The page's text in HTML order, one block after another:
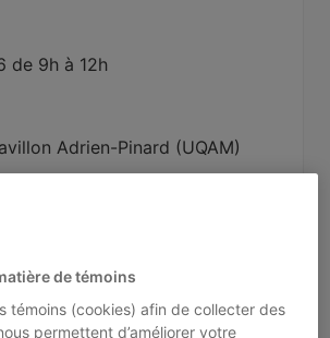
de 9h à 12h
Adrien-Pinard (UQAM)
de témoins
témoins (cookies) afin de collecter des
permettent d’améliorer votre